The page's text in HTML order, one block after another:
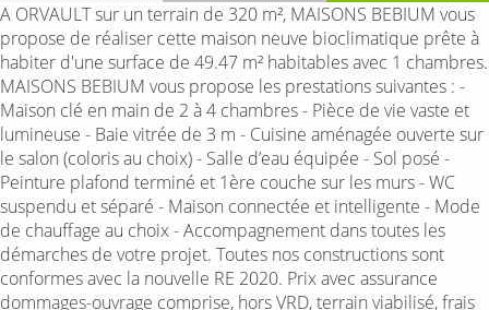
A ORVAULT sur un terrain de 320 m², MAISONS BEBIUM vous
propose de réaliser cette maison neuve bioclimatique prête à
habiter d'une surface de 49.47 m² habitables avec 1 chambres.
MAISONS BEBIUM vous propose les prestations suivantes : -
Maison clé en main de 2 à 4 chambres - Pièce de vie vaste et
lumineuse - Baie vitrée de 3 m - Cuisine aménagée ouverte sur
le salon (coloris au choix) - Salle d’eau équipée - Sol posé -
Peinture plafond terminé et 1ère couche sur les murs - WC
suspendu et séparé - Maison connectée et intelligente - Mode
de chauffage au choix - Accompagnement dans toutes les
démarches de votre projet. Toutes nos constructions sont
conformes avec la nouvelle RE 2020. Prix avec assurance
dommages-ouvrage comprise, hors VRD, terrain viabilisé, frais